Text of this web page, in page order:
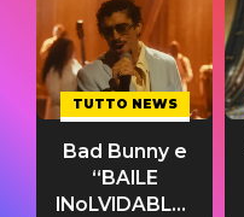
TUTTO NEWS
Bad Bunny e
“BAILE
INoLVIDABLE”: